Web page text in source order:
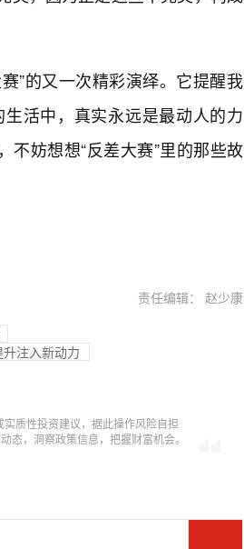
”的又一次精彩演绎。它提醒我
活中，真实永远是最动人的力
不妨想想“反差大赛”里的那些故
责任编辑： 赵少康
注入新动力
质性投资建议，据此操作风险自担
态，洞察政策信息，把握财富机会。